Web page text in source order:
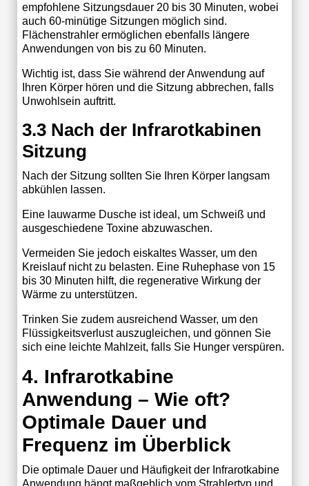
empfohlene Sitzungsdauer 20 bis 30 Minuten, wobei
auch 60-minütige Sitzungen möglich sind.
Flächenstrahler ermöglichen ebenfalls längere
Anwendungen von bis zu 60 Minuten.
Wichtig ist, dass Sie während der Anwendung auf
Ihren Körper hören und die Sitzung abbrechen, falls
Unwohlsein auftritt.
3.3 Nach der Infrarotkabinen
Sitzung
Nach der Sitzung sollten Sie Ihren Körper langsam
abkühlen lassen.
Eine lauwarme Dusche ist ideal, um Schweiß und
ausgeschiedene Toxine abzuwaschen.
Vermeiden Sie jedoch eiskaltes Wasser, um den
Kreislauf nicht zu belasten. Eine Ruhephase von 15
bis 30 Minuten hilft, die regenerative Wirkung der
Wärme zu unterstützen.
Trinken Sie zudem ausreichend Wasser, um den
Flüssigkeitsverlust auszugleichen, und gönnen Sie
sich eine leichte Mahlzeit, falls Sie Hunger verspüren.
4. Infrarotkabine
Anwendung – Wie oft?
Optimale Dauer und
Frequenz im Überblick
Die optimale Dauer und Häufigkeit der Infrarotkabine
Anwendung hängt maßgeblich vom Strahlertyp und